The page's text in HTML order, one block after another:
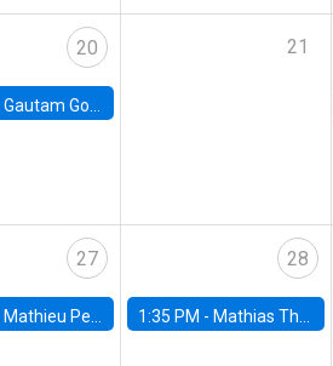
20
Gautam Gowrisankaran, Columbia University
21
27
Mathieu Pedemonte, IDB
28
1:35 PM - Mathias Thoenig, University of Lausanne